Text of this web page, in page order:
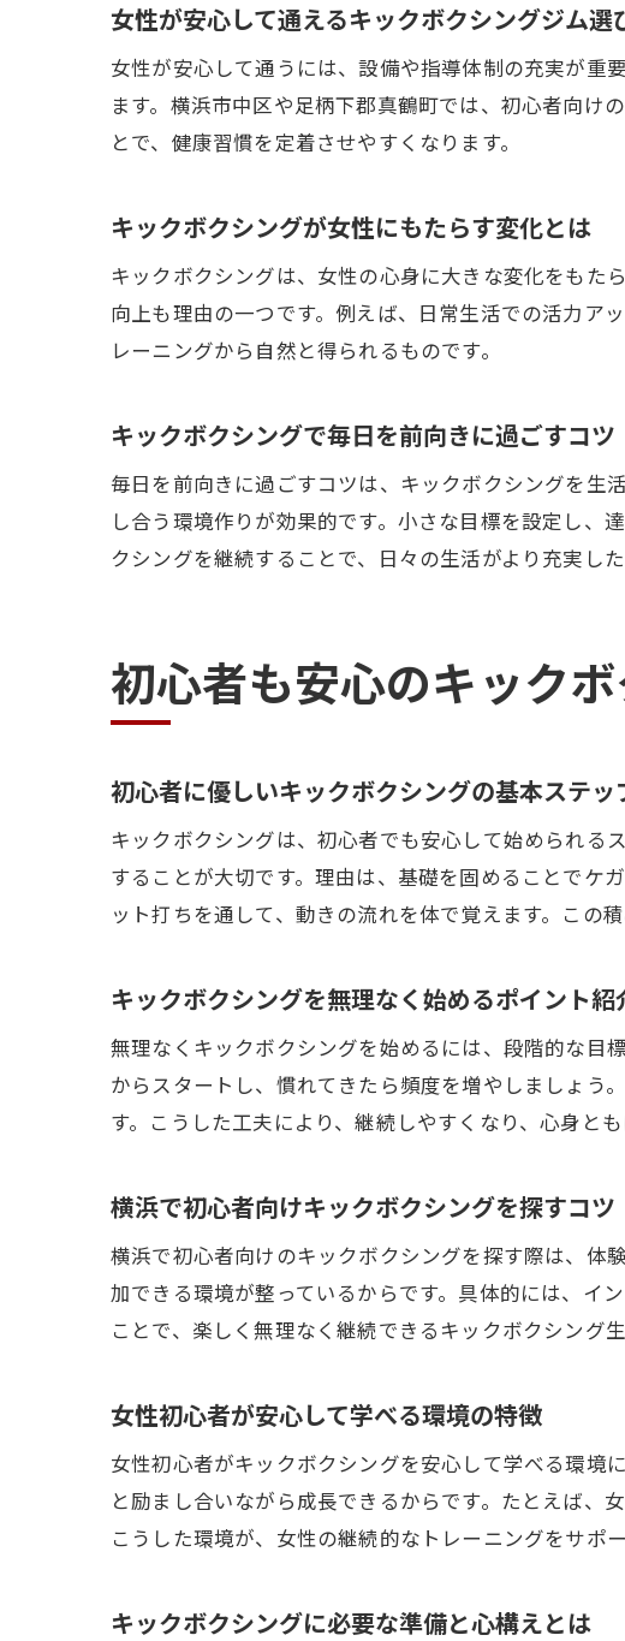
キッ
女性
健康
女性が安心して通えるキックボクシングジム選
女性が安心して通うには、設備や指導体制の充実が重
ます。横浜市中区や足柄下郡真鶴町では、初心者向け
とで、健康習慣を定着させやすくなります。
キックボクシングが女性にもたらす変化とは
キックボクシングは、女性の心身に大きな変化をもた
向上も理由の一つです。例えば、日常生活での活力ア
レーニングから自然と得られるものです。
キックボクシングで毎日を前向きに過ごすコツ
毎日を前向きに過ごすコツは、キックボクシングを生
し合う環境作りが効果的です。小さな目標を設定し、
クシングを継続することで、日々の生活がより充実し
初心者も安心のキック
初心者に優しいキックボクシングの基本ステッ
キックボクシングは、初心者でも安心して始められる
することが大切です。理由は、基礎を固めることでケ
ット打ちを通して、動きの流れを体で覚えます。この
キックボクシングを無理なく始めるポイント紹
無理なくキックボクシングを始めるには、段階的な目
からスタートし、慣れてきたら頻度を増やしましょう
す。こうした工夫により、継続しやすくなり、心身と
横浜で初心者向けキックボクシングを探すコツ
横浜で初心者向けのキックボクシングを探す際は、体
加できる環境が整っているからです。具体的には、イ
ことで、楽しく無理なく継続できるキックボクシング生
女性初心者が安心して学べる環境の特徴
女性初心者がキックボクシングを安心して学べる環境
と励まし合いながら成長できるからです。たとえば、
こうした環境が、女性の継続的なトレーニングをサポー
キックボクシングに必要な準備と心構えとは